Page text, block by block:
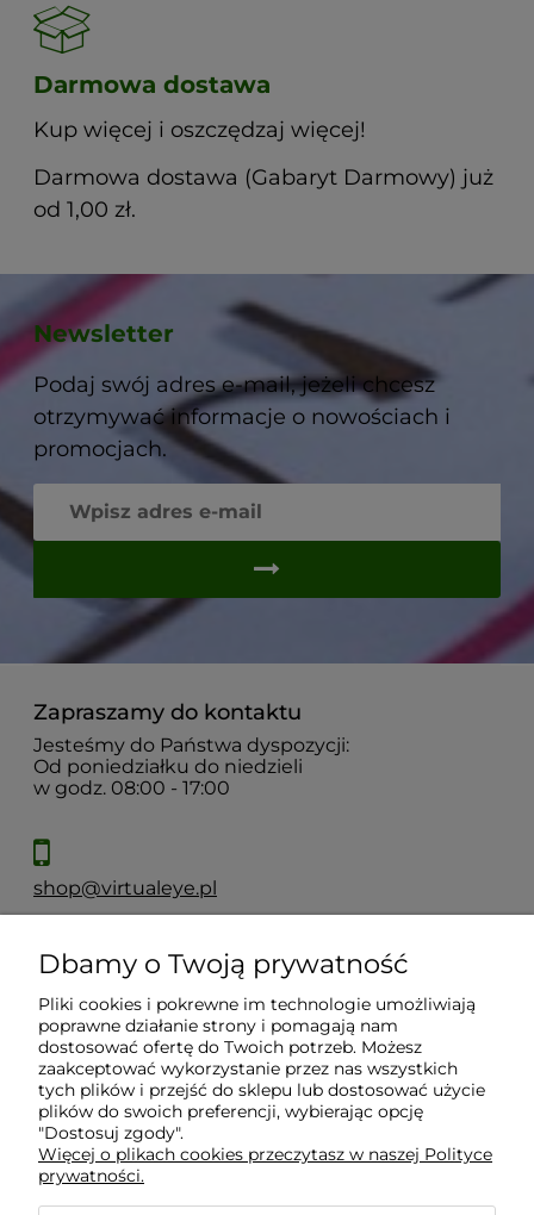
Darmowa dostawa
Kup więcej i oszczędzaj więcej!
Darmowa dostawa (Gabaryt Darmowy) już
od 1,00 zł.
Newsletter
Podaj swój adres e-mail, jeżeli chcesz
otrzymywać informacje o nowościach i
promocjach.
Zapraszamy do kontaktu
Jesteśmy do Państwa dyspozycji:
Od poniedziałku do niedzieli
w godz. 08:00 - 17:00
shop@virtualeye.pl
Moje konto
Płatności i dostawa
Informacje
O nas
Dbamy o Twoją prywatność
Pliki cookies i pokrewne im technologie umożliwiają
poprawne działanie strony i pomagają nam
dostosować ofertę do Twoich potrzeb. Możesz
zaakceptować wykorzystanie przez nas wszystkich
tych plików i przejść do sklepu lub dostosować użycie
plików do swoich preferencji, wybierając opcję
"Dostosuj zgody".
Więcej o plikach cookies przeczytasz w naszej Polityce
prywatności.